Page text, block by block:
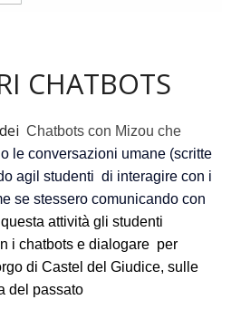
CHATBOTS
Chatbots con Mizou che
le conversazioni umane (scritte
agilstudenti di interagire con i
se stessero comunicando con
questa attività gli studenti
i chatbots e dialogare per
di Castel del Giudice,sulle
del passato